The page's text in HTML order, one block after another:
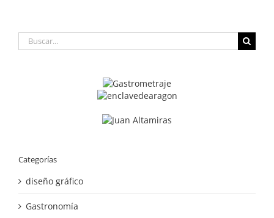
Buscar:
Categorías
diseño gráfico
Gastronomía